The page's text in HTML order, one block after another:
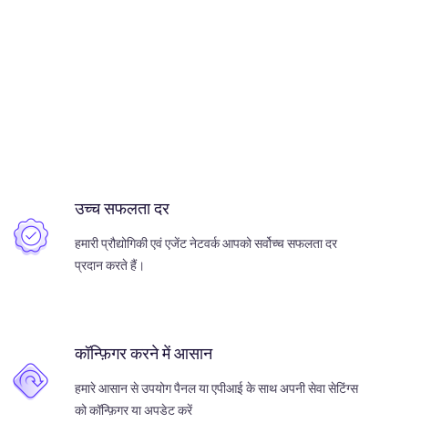
उच्च सफलता दर
हमारी प्रौद्योगिकी एवं एजेंट नेटवर्क आपको सर्वोच्च सफलता दर
प्रदान करते हैं।
कॉन्फ़िगर करने में आसान
हमारे आसान से उपयोग पैनल या एपीआई के साथ अपनी सेवा सेटिंग्स
को कॉन्फ़िगर या अपडेट करें